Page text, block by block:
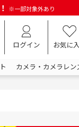
※一部対象外あり
ログイン お気に
カメラ・カメラレン